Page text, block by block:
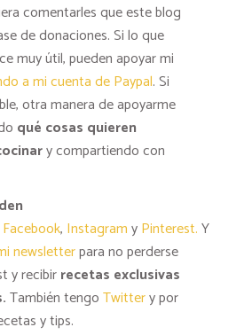
comentarles que este blog
de donaciones. Si lo que
muy útil, pueden apoyar mi
a mi cuenta de Paypal. Si
otra manera de apoyarme
qué cosas quieren
y compartiendo con
Facebook, InstagramyPinterest.Y
newsletterpara no perderse
y recibirrecetas exclusivas
También tengoTwittery por
y tips.